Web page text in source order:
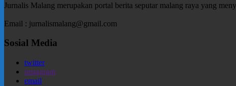
Jurnalis Malang merupakan portal berita seputar malang raya yang
Email : jurnalismalang@gmail.com
Sosial Media
twitter
instagram
email